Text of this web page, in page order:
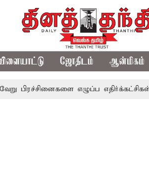
ஜோதிடம் ஆன்மிகம்
எழுப்ப எதிர்க்கட்சிகள்